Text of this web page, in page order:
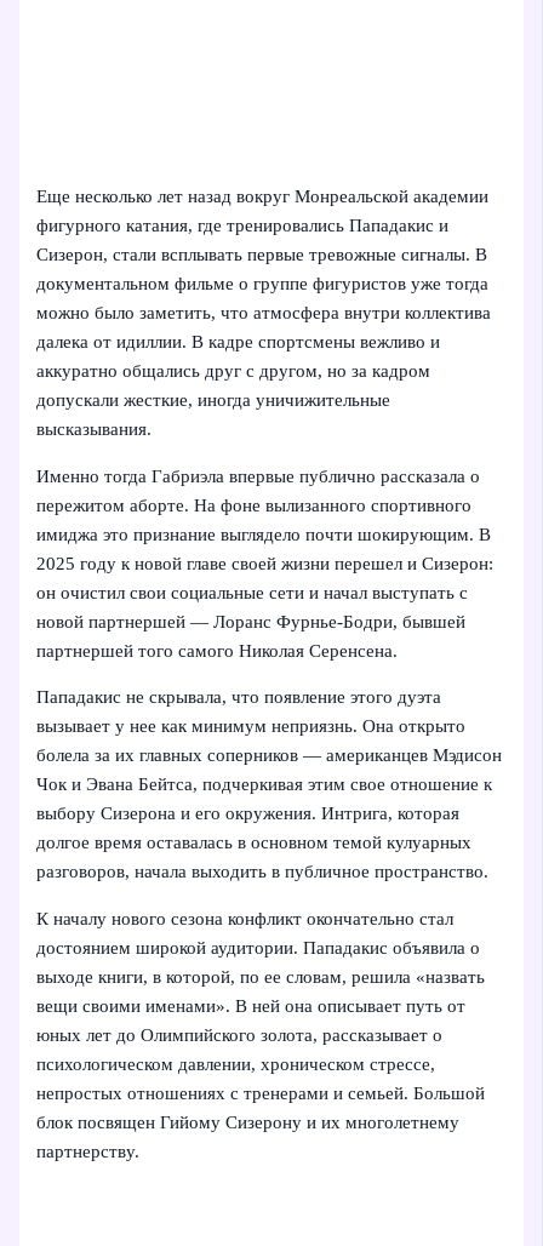
Еще несколько лет назад вокруг Монреальской академии
фигурного катания, где тренировались Пападакис и
Сизерон, стали всплывать первые тревожные сигналы. В
документальном фильме о группе фигуристов уже тогда
можно было заметить, что атмосфера внутри коллектива
далека от идиллии. В кадре спортсмены вежливо и
аккуратно общались друг с другом, но за кадром
допускали жесткие, иногда уничижительные
высказывания.
Именно тогда Габриэла впервые публично рассказала о
пережитом аборте. На фоне вылизанного спортивного
имиджа это признание выглядело почти шокирующим. В
2025 году к новой главе своей жизни перешел и Сизерон:
он очистил свои социальные сети и начал выступать с
новой партнершей — Лоранс Фурнье-Бодри, бывшей
партнершей того самого Николая Серенсена.
Пападакис не скрывала, что появление этого дуэта
вызывает у нее как минимум неприязнь. Она открыто
болела за их главных соперников — американцев Мэдисон
Чок и Эвана Бейтса, подчеркивая этим свое отношение к
выбору Сизерона и его окружения. Интрига, которая
долгое время оставалась в основном темой кулуарных
разговоров, начала выходить в публичное пространство.
К началу нового сезона конфликт окончательно стал
достоянием широкой аудитории. Пападакис объявила о
выходе книги, в которой, по ее словам, решила «назвать
вещи своими именами». В ней она описывает путь от
юных лет до Олимпийского золота, рассказывает о
психологическом давлении, хроническом стрессе,
непростых отношениях с тренерами и семьей. Большой
блок посвящен Гийому Сизерону и их многолетнему
партнерству.